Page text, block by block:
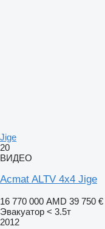
Jige
20
ВИДЕО
Acmat ALTV 4x4 Jige
16 770 000 AMD 39 750 €
Эвакуатор < 3.5т
2012